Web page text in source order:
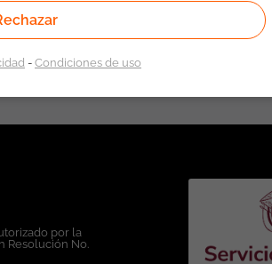
validación y depuración de datos en
por la
Resolución No.
-Condiciones de uso